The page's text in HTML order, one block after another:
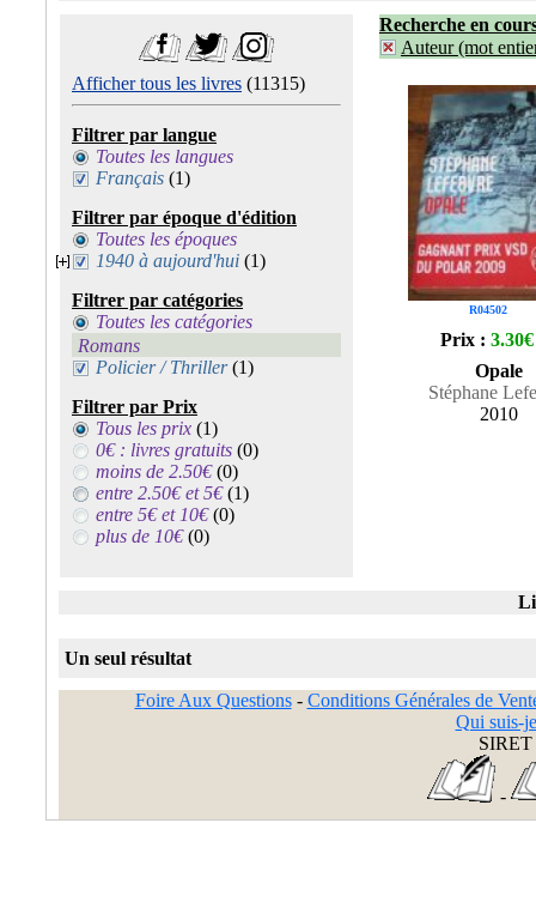
Afficher tous les livres (11315)
Filtrer par langue
Toutes les langues
Français (1)
Filtrer par époque d'édition
Toutes les époques
1940 à aujourd'hui (1)
Filtrer par catégories
Toutes les catégories
Romans
Policier / Thriller(1)
Filtrer par Prix
Tous les prix (1)
0€ : livres gratuits (0)
moins de 2.50€(0)
entre 2.50€ et 5€(1)
entre 5€ et 10€(0)
plus de 10€(0)
Recherche en
Auteur (mot
R04502
Prix : 3.30€
Opale
Stéphane
2010
Un seul résultat
Foire Aux Questions- Conditions Générales de
Qui suis-
SIRET
-